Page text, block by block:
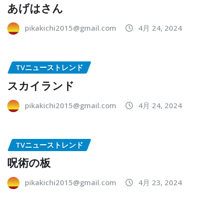
あげはさん
pikakichi2015@gmail.com 4月 24, 2024
TVニューストレンド
スカイランド
pikakichi2015@gmail.com 4月 24, 2024
TVニューストレンド
呪術の板
pikakichi2015@gmail.com 4月 23, 2024